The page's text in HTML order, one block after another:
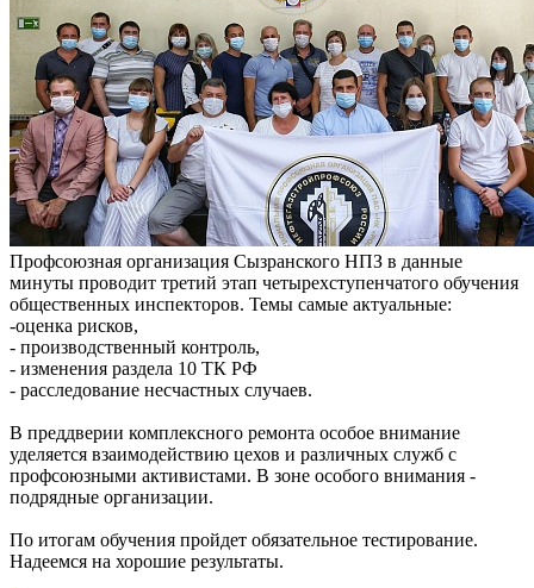
Профсоюзная организация Сызранского НПЗ в данные
минуты проводит третий этап четырехступенчатого обучения
общественных инспекторов. Темы самые актуальные:
-оценка рисков,
- производственный контроль,
- изменения раздела 10 ТК РФ
- расследование несчастных случаев.
В преддверии комплексного ремонта особое внимание
уделяется взаимодействию цехов и различных служб с
профсоюзными активистами. В зоне особого внимания -
подрядные организации.
По итогам обучения пройдет обязательное тестирование.
Надеемся на хорошие результаты.